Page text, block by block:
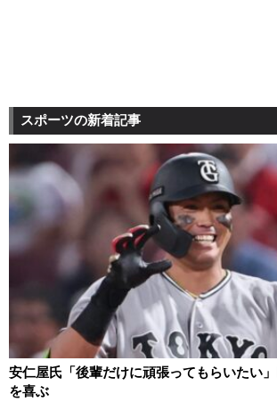
スポーツの新着記事
安仁屋氏「後輩だけに頑張ってもらいたい
を喜ぶ